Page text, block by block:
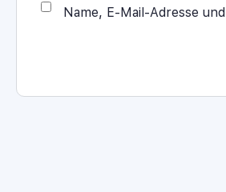
Name, E-Mail-Adresse